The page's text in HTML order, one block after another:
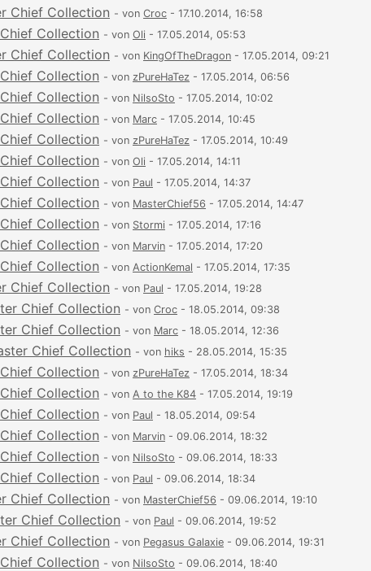
Chief Collection - von Croc - 17.10.2014, 16:58
Collection - von Oli - 17.05.2014, 05:53
Chief Collection - von KingOfTheDragon - 17.05.2014, 09:21
Collection - von zPureHaTez - 17.05.2014, 06:56
Collection - von NilsoSto - 17.05.2014, 10:02
Collection - von Marc - 17.05.2014, 10:45
Collection - von zPureHaTez - 17.05.2014, 10:49
Collection - von Oli - 17.05.2014, 14:11
Collection - von Paul - 17.05.2014, 14:37
Collection - von MasterChief56 - 17.05.2014, 14:47
Collection - von Stormi - 17.05.2014, 17:16
Collection - von Marvin - 17.05.2014, 17:20
Collection - von ActionKemal - 17.05.2014, 17:35
Chief Collection - von Paul - 17.05.2014, 19:28
Chief Collection - von Croc - 18.05.2014, 09:38
Chief Collection - von Marc - 18.05.2014, 12:36
Chief Collection - von hiks - 28.05.2014, 15:35
Collection - von zPureHaTez - 17.05.2014, 18:34
Collection - von A to the K84 - 17.05.2014, 19:19
Collection - von Paul - 18.05.2014, 09:54
Collection - von Marvin - 09.06.2014, 18:32
Collection - von NilsoSto - 09.06.2014, 18:33
Collection - von Paul - 09.06.2014, 18:34
Chief Collection - von MasterChief56 - 09.06.2014, 19:10
Chief Collection - von Paul - 09.06.2014, 19:52
Chief Collection - von Pegasus Galaxie - 09.06.2014, 19:31
Collection - von NilsoSto - 09.06.2014, 18:40